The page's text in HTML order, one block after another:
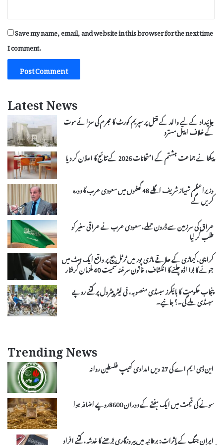
Save my name, email, and website in this browser for the next time
I comment.
Latest News
جائیداد کے لیے والد کے قتل پر سپریم کورٹ کا مجرم کی سزائے موت
کے خلاف اپیل مسترد
پیکٹا نے جماعت ہشتم کے امتحانات 2026 کے نتائج کا اعلان کر دیا
وزیراعظم شہباز شریف اگلے 48 گھنٹوں میں سعودی عرب کا دورہ
کریں گے
عراق کی سرزمین سے ڈرون حملے، سعودی عرب نے عراقی سفیر کو
طلب کر لیا
کراچی، کیماڑی کے علاقے ماڑی پور میں ٹرٹل بیچ پر واقع ایک ہٹ میں
جوئے کا بڑا اڈہ چلنے کا انکشاف، خاتون سرغنہ سمیت 40 ملزمان گرفتار
پنجاب حکومت کا بائیکرز سبسڈی منصوبہ، فی لیٹر پیٹرول پر کتنے روپے
سبسڈی ملے گی۔؟ جانیے۔
Trending News
این ڈی ایم اے کی 27 ویں امدادی کھیپ فلسطین روانہ
سونے کی قیمت میں ایک ہفتے کے دوران 8600روپے اضافہ ہوا
ایران جنگ کے اثرات: برطانیہ میں بیروزگاری بڑھنے کا خدشہ، کتنے افراد